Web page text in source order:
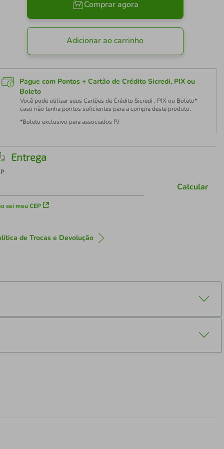
Comprar agora
Adicionar ao carrinho
Pague com Pontos + Cartão de Crédito Sicredi, PIX ou
Boleto
Você pode utilizar seus Cartões de Crédito Sicredi , PIX ou Boleto*
caso não tenha pontos suficientes para a compra deste produto.
*Boleto exclusivo para associados PJ
Entrega
sei meu CEP
Calcular
de Trocas e Devolução